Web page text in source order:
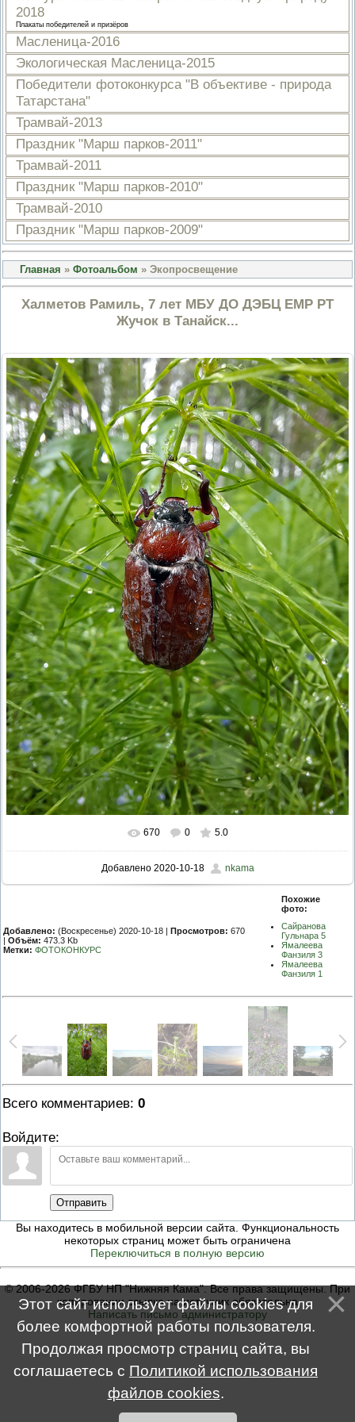
ОСУЩЕСТВЛЕНИИ
ОБЛАСТИ ОХРАНЫ И
ИСПОЛЬЗОВАНИЯ ООПТ
ФЕДЕРАЛЬНОГО ЗНАЧЕНИЯ
РИСКОВ ПРИЧИНЕНИЯ
КОНТРОЛЬНЫХ
СВЕДЕНИЙ, КОТОРЫЕ МОГУТ
ЗАПРАШИВАТЬСЯ
КОНТРОЛИРУЕМОГО ЛИЦА
2018
Плакаты победителей и призёров
Масленица-2016
Экологическая Масленица-2015
Победители фотоконкурса "В объективе - природа
Татарстана"
Трамвай-2013
Праздник "Марш парков-2011"
Трамвай-2011
Праздник "Марш парков-2010"
Трамвай-2010
Праздник "Марш парков-2009"
Главная » Фотоальбом » Экопросвещение
Халметов Рамиль, 7 лет МБУ ДО ДЭБЦ ЕМР РТ
Жучок в Танайск...
670 0 5.0
Добавлено2020-10-18 nkama
Добавлено: (Воскресенье) 2020-10-18 | Просмотров: 670
| Объём: 473.3 Kb
Метки: ФОТОКОНКУРС
Похожие
фото:
Сайранова
Гульнара 5
Ямалеева
Фанзиля 3
Ямалеева
Фанзиля 1
Всего комментариев: 0
Войдите:
Отправить
Вы находитесь в мобильной версии сайта. Функциональность
некоторых страниц может быть ограничена
Переключиться в полную версию
© 2006-2026 ФГБУ НП "Нижняя Кама". Все права защищены. При
копировании ссылка на источник обязательна
Написать письмо администратору
Этот сайт использует файлы cookies для
более комфортной работы пользователя.
Продолжая просмотр страниц сайта, вы
соглашаетесь с Политикой использования
файлов cookies.